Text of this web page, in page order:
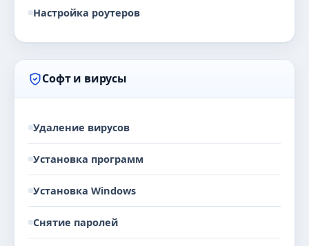
Настройка роутеров
Софт и вирусы
Удаление вирусов
Установка программ
Установка Windows
Снятие паролей